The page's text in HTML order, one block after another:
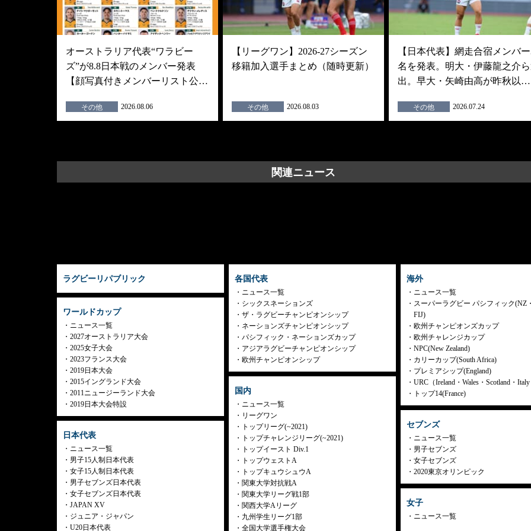
オーストラリア代表“ワラビー
ズ”が8.8日本戦のメンバー発表
【顔写真付きメンバーリスト公…
その他 2026.08.06
【リーグワン】2026-27シーズン
移籍加入選手まとめ（随時更新）
その他 2026.08.03
【日本代表】網走合宿メンバ
名を発表。明大・伊藤龍之介
出。早大・矢崎由高が昨秋以…
その他 2026.07.24
関連ニュース
ラグビーリパブリック
ワールドカップ
ニュース一覧
2027オーストラリア大会
2025女子大会
2023フランス大会
2019日本大会
2015イングランド大会
2011ニュージーランド大会
2019日本大会特設
日本代表
ニュース一覧
男子15人制日本代表
女子15人制日本代表
男子セブンズ日本代表
女子セブンズ日本代表
JAPAN XV
ジュニア・ジャパン
U20日本代表
各国代表
ニュース一覧
シックスネーションズ
ザ・ラグビーチャンピオンシップ
ネーションズチャンピオンシップ
パシフィック・ネーションズカップ
アジアラグビーチャンピオンシップ
欧州チャンピオンシップ
国内
ニュース一覧
リーグワン
トップリーグ(~2021)
トップチャレンジリーグ(~2021)
トップイースト Div.1
トップウェストA
トップキュウシュウA
関東大学対抗戦A
関東大学リーグ戦1部
関西大学Aリーグ
九州学生リーグ1部
全国大学選手権大会
海外
ニュース一覧
スーパーラグビー パシフィック(NZ
FIJ)
欧州チャンピオンズカップ
欧州チャレンジカップ
NPC(New Zealand)
カリーカップ(South Africa)
プレミアシップ(England)
URC（Ireland・Wales・Scotland・
トップ14(France)
セブンズ
ニュース一覧
男子セブンズ
女子セブンズ
2020東京オリンピック
女子
ニュース一覧